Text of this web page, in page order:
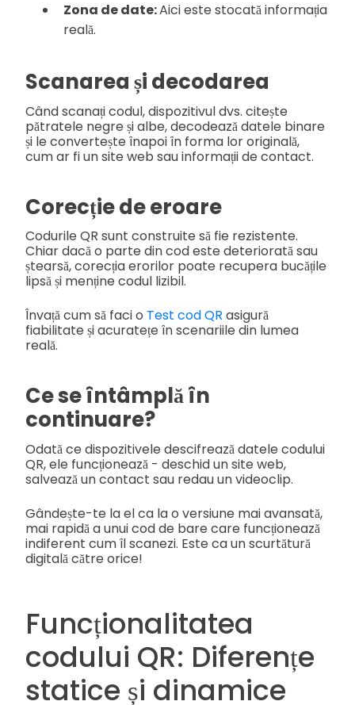
Zona de date:Aici este stocată informația
reală.
Scanarea și decodarea
Când scanați codul, dispozitivul dvs. citește
pătratele negre și albe, decodează datele binare
și le convertește înapoi în forma lor originală,
cum ar fi un site web sau informații de contact.
Corecție de eroare
Codurile QR sunt construite să fie rezistente.
Chiar dacă o parte din cod este deteriorată sau
ștearsă, corecția erorilor poate recupera bucățile
lipsă și menține codul lizibil.
Învață cum să faci o Test cod QR asigură
fiabilitate și acuratețe în scenariile din lumea
reală.
Ce se întâmplă în
continuare?
Odată ce dispozitivele descifrează datele codului
QR, ele funcționează - deschid un site web,
salvează un contact sau redau un videoclip.
Gândește-te la el ca la o versiune mai avansată,
mai rapidă a unui cod de bare care funcționează
indiferent cum îl scanezi. Este ca un scurtătură
digitală către orice!
Funcționalitatea
codului QR: Diferențe
statice și dinamice